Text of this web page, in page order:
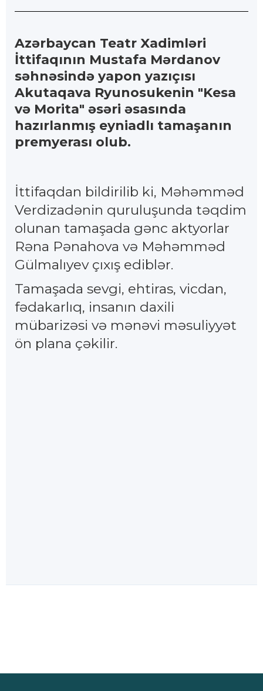
Azərbaycan Teatr Xadimləri
İttifaqının Mustafa Mərdanov
səhnəsində yapon yazıçısı
Akutaqava Ryunosukenin "Kesa
və Morita" əsəri əsasında
hazırlanmış eyniadlı tamaşanın
premyerası olub.
İttifaqdan bildirilib ki, Məhəmməd
Verdizadənin quruluşunda təqdim
olunan tamaşada gənc aktyorlar
Rəna Pənahova və Məhəmməd
Gülmalıyev çıxış ediblər.
Tamaşada sevgi, ehtiras, vicdan,
fədakarlıq, insanın daxili
mübarizəsi və mənəvi məsuliyyət
ön plana çəkilir.